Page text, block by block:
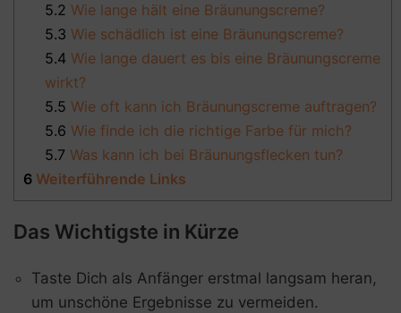
5.2 Wie lange hält eine Bräunungscreme?
5.3 Wie schädlich ist eine Bräunungscreme?
5.4 Wie lange dauert es bis eine Bräunungscreme
wirkt?
5.5 Wie oft kann ich Bräunungscreme auftragen?
5.6 Wie finde ich die richtige Farbe für mich?
5.7 Was kann ich bei Bräunungsflecken tun?
6 Weiterführende Links
Das Wichtigste in Kürze
Taste Dich als Anfänger erstmal langsam heran,
um unschöne Ergebnisse zu vermeiden.